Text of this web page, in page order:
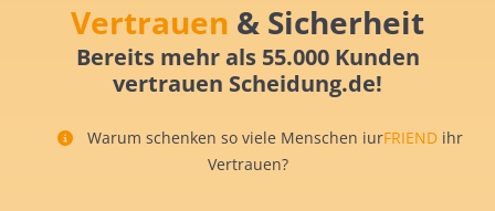
Vertrauen & Sicherheit
Bereits mehr als 55.000 Kunden
vertrauen Scheidung.de!
Warum schenken so viele Menschen iurFRIEND ihr
Vertrauen?